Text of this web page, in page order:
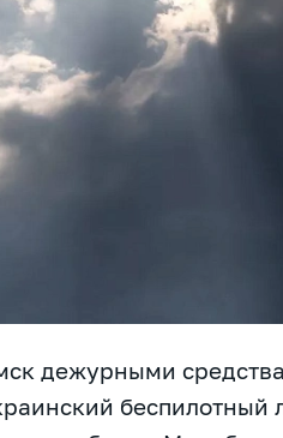
дежурными
беспилотный